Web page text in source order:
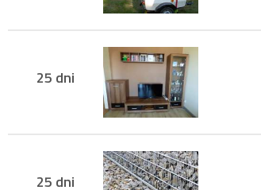
25 dni
25 dni